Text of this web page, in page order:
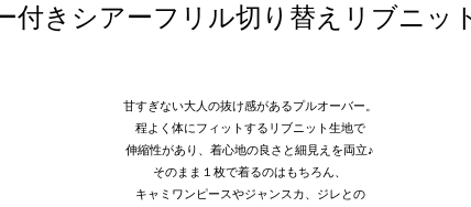
付きシアーフリル切り替えリブニッ
甘すぎない大人の抜け感があるプルオーバー。
程よく体にフィットするリブニット生地で
伸縮性があり、着心地の良さと細見えを両立♪
そのまま１枚で着るのはもちろん、
キャミワンピースやジャンスカ、ジレとの